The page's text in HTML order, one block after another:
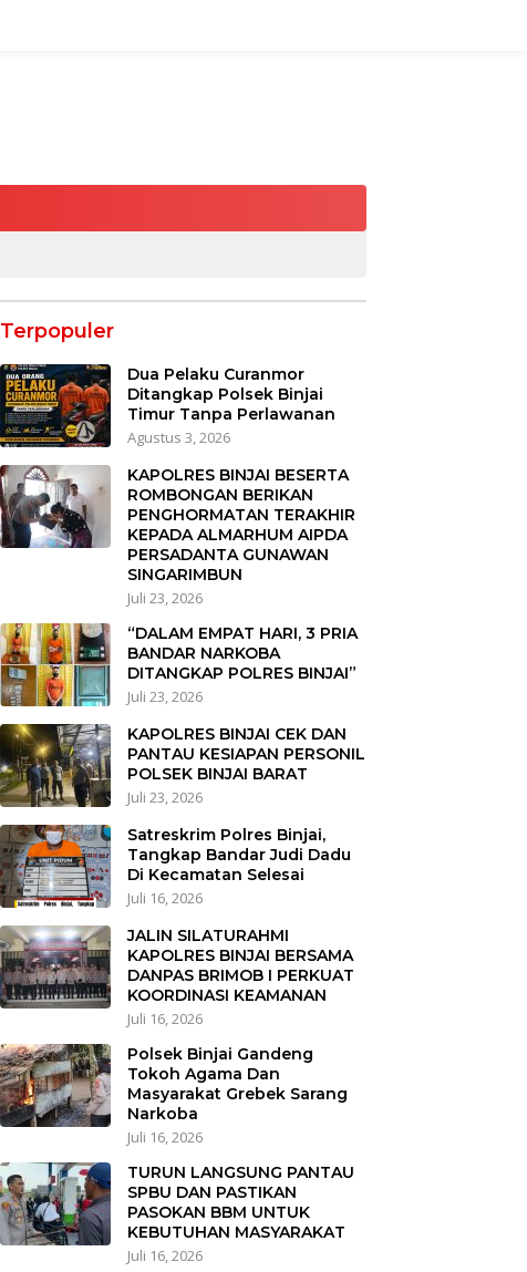
Terpopuler
Dua Pelaku Curanmor
Ditangkap Polsek Binjai
Timur Tanpa Perlawanan
Agustus 3, 2026
KAPOLRES BINJAI BESERTA
ROMBONGAN BERIKAN
PENGHORMATAN TERAKHIR
KEPADA ALMARHUM AIPDA
PERSADANTA GUNAWAN
SINGARIMBUN
Juli 23, 2026
“DALAM EMPAT HARI, 3 PRIA
BANDAR NARKOBA
DITANGKAP POLRES BINJAI”
Juli 23, 2026
KAPOLRES BINJAI CEK DAN
PANTAU KESIAPAN PERSONIL
POLSEK BINJAI BARAT
Juli 23, 2026
Satreskrim Polres Binjai,
Tangkap Bandar Judi Dadu
Di Kecamatan Selesai
Juli 16, 2026
JALIN SILATURAHMI
KAPOLRES BINJAI BERSAMA
DANPAS BRIMOB I PERKUAT
KOORDINASI KEAMANAN
Juli 16, 2026
Polsek Binjai Gandeng
Tokoh Agama Dan
Masyarakat Grebek Sarang
Narkoba
Juli 16, 2026
TURUN LANGSUNG PANTAU
SPBU DAN PASTIKAN
PASOKAN BBM UNTUK
KEBUTUHAN MASYARAKAT
Juli 16, 2026